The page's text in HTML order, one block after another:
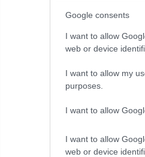
Google consents
I want to allow
web or device
I want to allow my
purposes.
I want to allow
I want to allow
web or device